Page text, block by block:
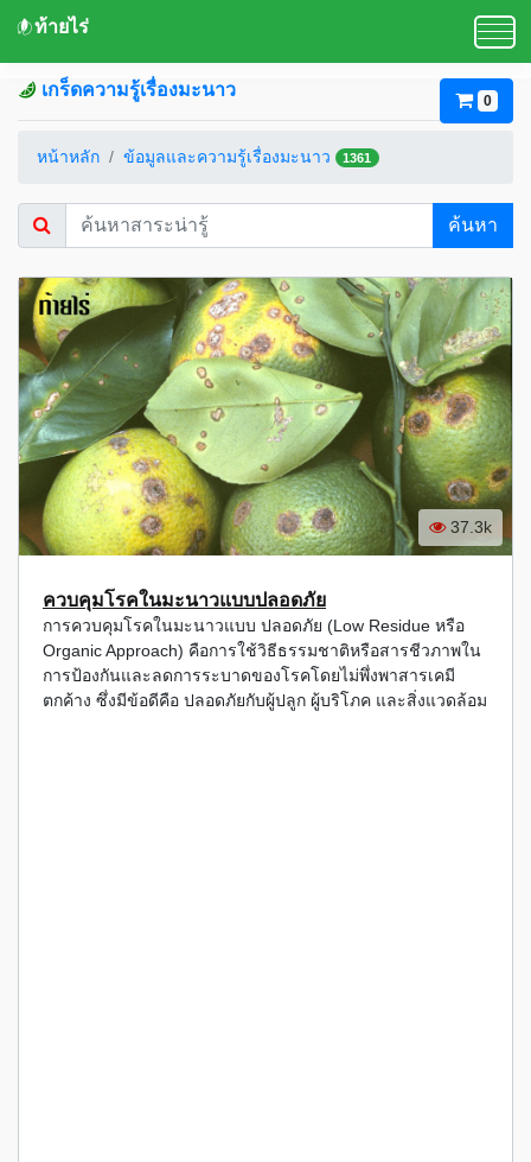
ท้ายไร่
เกร็ดความรู้เรื่องมะนาว
0
หน้าหลัก ข้อมูลและความรู้เรื่องมะนาว 1361
ค้นหา
37.3k
ควบคุมโรคในมะนาวแบบปลอดภัย
การควบคุมโรคในมะนาวแบบ ปลอดภัย (Low Residue หรือ
Organic Approach) คือการใช้วิธีธรรมชาติหรือสารชีวภาพใน
การป้องกันและลดการระบาดของโรคโดยไม่พึ่งพาสารเคมี
ตกค้าง ซึ่งมีข้อดีคือ ปลอดภัยกับผู้ปลูก ผู้บริโภค และสิ่งแวดล้อม